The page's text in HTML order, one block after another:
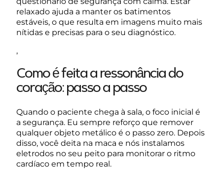
relaxado ajuda a manter os batimentos
estáveis, o que resulta em imagens muito mais
nítidas e precisas para o seu diagnóstico.
,
Como é feita a ressonância do
coração: passo a passo
Quando o paciente chega à sala, o foco inicial é
a segurança. Eu sempre reforço que remover
qualquer objeto metálico é o passo zero. Depois
disso, você deita na maca e nós instalamos
eletrodos no seu peito para monitorar o ritmo
cardíaco em tempo real.